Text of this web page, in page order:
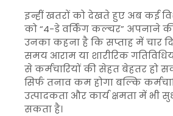
इन्हीं खतरों को देखते हुए अब कई
को “4-डे वर्किंग कल्चर” अपनाने
उनका कहना है कि सप्ताह में चार
समय आराम या शारीरिक
से कर्मचारियों की सेहत बेहतर हो
सिर्फ तनाव कम होगा बल्कि
उत्पादकता और कार्य क्षमता में भी
सकता है।